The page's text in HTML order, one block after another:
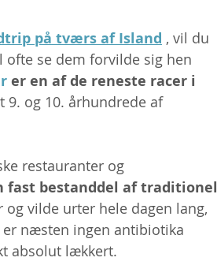
på tværs af Island , vil du
se dem forvilde sig hen
er en af ​​de reneste racer i
og 10. århundrede af
restauranter og
fast bestanddel af traditionel
vilde urter hele dagen lang,
næsten ingen antibiotika
absolut lækkert.